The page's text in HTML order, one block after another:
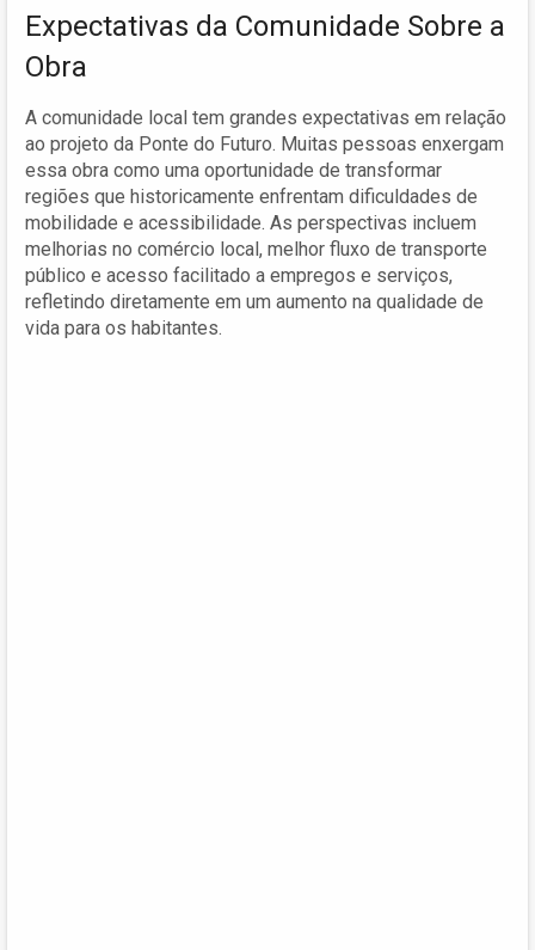
Expectativas da Comunidade Sobre a
Obra
A comunidade local tem grandes expectativas em relação
ao projeto da Ponte do Futuro. Muitas pessoas enxergam
essa obra como uma oportunidade de transformar
regiões que historicamente enfrentam dificuldades de
mobilidade e acessibilidade. As perspectivas incluem
melhorias no comércio local, melhor fluxo de transporte
público e acesso facilitado a empregos e serviços,
refletindo diretamente em um aumento na qualidade de
vida para os habitantes.